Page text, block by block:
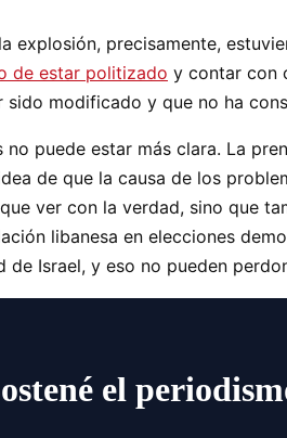
explosión, precisamente,
de estar politizado y contar con
modificado y que no ha
puede estar más clara. La
de que la causa de los
ver con la verdad, sino que
libanesa en elecciones
Israel, y eso no pueden
el